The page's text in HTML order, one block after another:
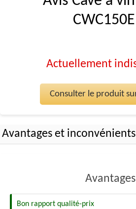
Actuellement
Consulter le produit
Avantages et inconvénients
Avantages
Bon rapport qualité-prix